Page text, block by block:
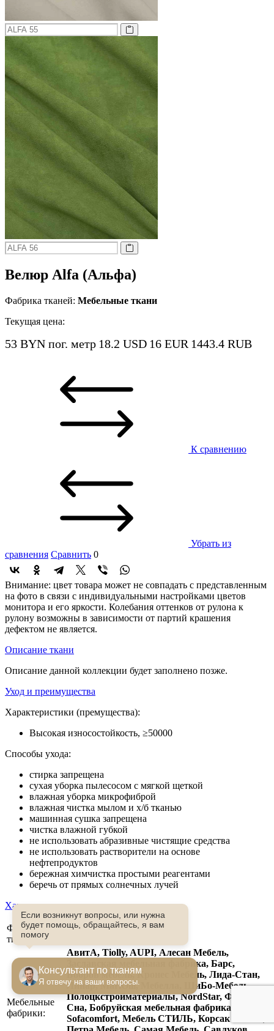
Если возникнут вопросы, или нужна
будет помощь, обращайтесь, я вам
помогу
Консультант по тканям
Я отвечу на ваши вопросы.
Велюр Alfa (Альфа)
Фабрика тканей: Мебельные ткани
Текущая цена:
53 BYN пог. метр 18.2 USD 16 EUR 1443.4 RUB
К сравнению
Убрать из
сравнения Сравнить 0
Внимание: цвет товара может не совпадать с представленным
на фото в связи с индивидуальными настройками цветов
монитора и его яркости. Колебания оттенков от рулона к
рулону возможны в зависимости от партий крашения
дефектом не является.
Описание ткани
Описание данной коллекции будет заполнено позже.
Уход и преимущества
Характеристики (премущества):
Высокая износостойкость, ≥50000
Способы ухода:
стирка запрещена
сухая уборка пылесосом с мягкой щеткой
влажная уборка микрофиброй
влажная чистка мылом и х/б тканью
машинная сушка запрещена
чистка влажной губкой
не использовать абразивные чистящие средства
не использовать растворители на основе
нефтепродуктов
бережная химчистка простыми реагентами
беречь от прямых солнечных лучей
Характеристики
Фабрика
тканей:
Мебельные
фабрики:
АвитА, Tiolly, AUPI, Алесан Мебель,
Заславская мебельная фабрика, Барс,
Бобров мебель, Кронес Мебель, Лида-Стан,
Линар, MariOlli, Мебелла, ШиБо-Мебель,
Полоцкстройматериалы, NordStar, Фабрика
Сна, Бобруйская мебельная фабрика,
Sofacomfort, Мебель СТИЛЬ, Корсак мебель,